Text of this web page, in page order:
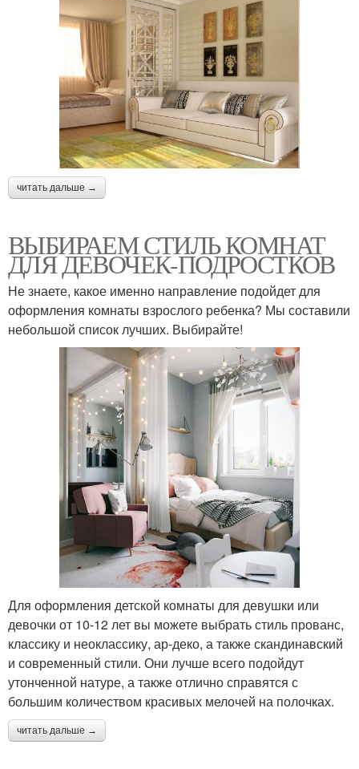
читать дальше →
ВЫБИРАЕМ СТИЛЬ КОМНАТ
ДЛЯ ДЕВОЧЕК-ПОДРОСТКОВ
Не знаете, какое именно направление подойдет для
оформления комнаты взрослого ребенка? Мы составили
небольшой список лучших. Выбирайте!
Для оформления детской комнаты для девушки или
девочки от 10-12 лет вы можете выбрать стиль прованс,
классику и неоклассику, ар-деко, а также скандинавский
и современный стили. Они лучше всего подойдут
утонченной натуре, а также отлично справятся с
большим количеством красивых мелочей на полочках.
читать дальше →